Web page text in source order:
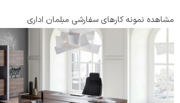
مشاهده نمونه کارهای سفارشی مبلمان اداری